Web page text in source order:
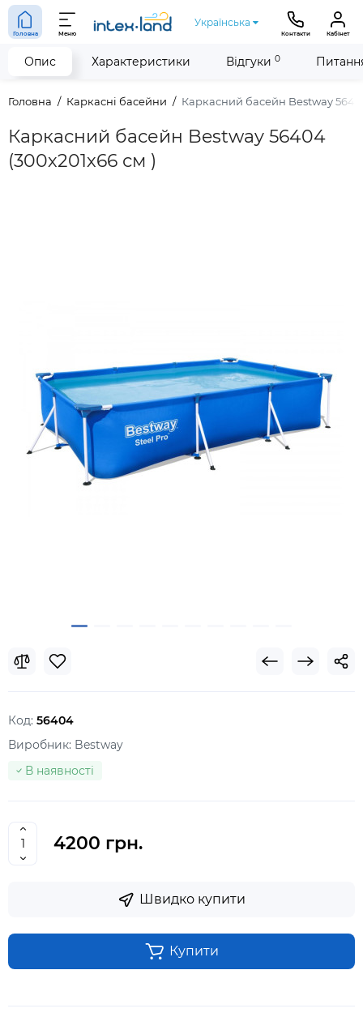
Головна Меню
Українська
Контакти Кабінет
Головна Каркасні басейни Каркасний басейн Bestway
Каркасний басейн Bestway 56404
(300х201х66 см )
Код: 56404
Виробник: Bestway
В наявності
4200 грн.
Швидко купити
Купити
Опис Характеристики Відгуки 0